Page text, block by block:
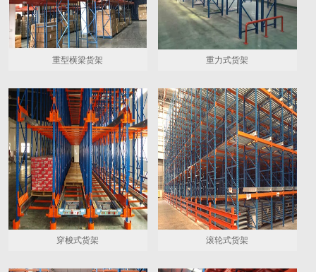
重型横梁货架 重力式货架
穿梭式货架 滚轮式货架